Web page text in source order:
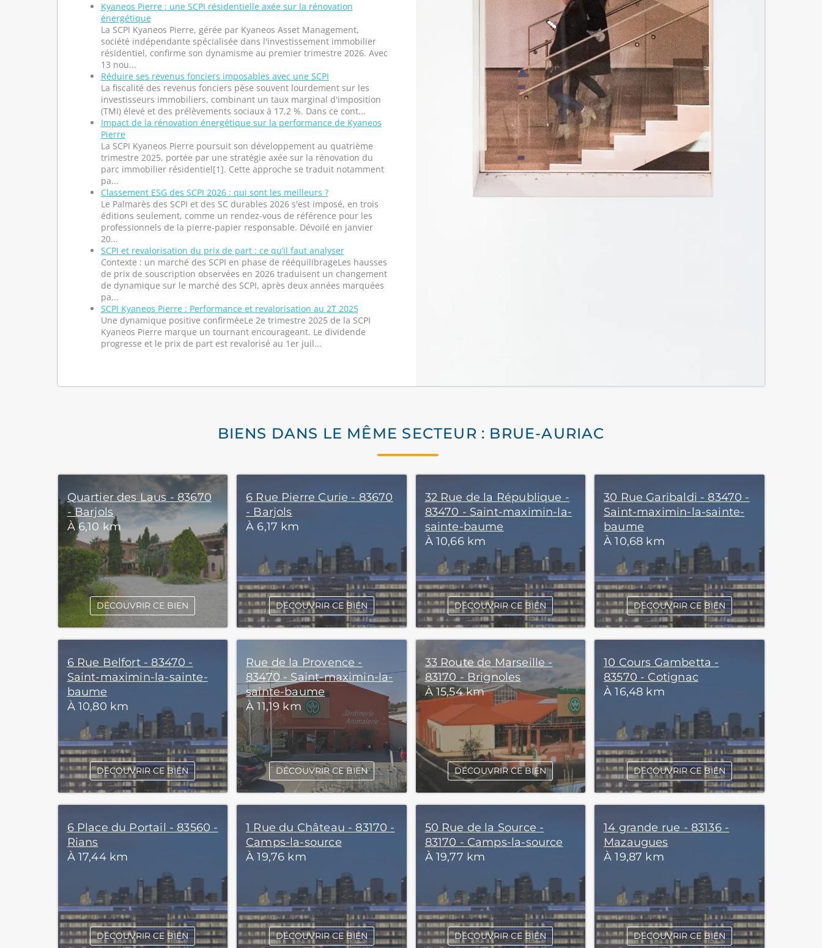
Kyaneos Pierre : une SCPI résidentielle axée sur la rénovation
énergétique
La SCPI Kyaneos Pierre, gérée par Kyaneos Asset Management,
société indépendante spécialisée dans l'investissement immobilier
résidentiel, confirme son dynamisme au premier trimestre 2026. Avec
13 nou...
Réduire ses revenus fonciers imposables avec une SCPI
La fiscalité des revenus fonciers pèse souvent lourdement sur les
investisseurs immobiliers, combinant un taux marginal d'imposition
(TMI) élevé et des prélèvements sociaux à 17,2 %. Dans ce cont...
Impact de la rénovation énergétique sur la performance de Kyaneos
Pierre
La SCPI Kyaneos Pierre poursuit son développement au quatrième
trimestre 2025, portée par une stratégie axée sur la rénovation du
parc immobilier résidentiel[1]. Cette approche se traduit notamment
pa...
Classement ESG des SCPI 2026 : qui sont les meilleurs ?
Le Palmarès des SCPI et des SC durables 2026 s'est imposé, en trois
éditions seulement, comme un rendez-vous de référence pour les
professionnels de la pierre-papier responsable. Dévoilé en janvier
20...
SCPI et revalorisation du prix de part : ce qu’il faut analyser
Contexte : un marché des SCPI en phase de rééquilibrageLes hausses
de prix de souscription observées en 2026 traduisent un changement
de dynamique sur le marché des SCPI, après deux années marquées
pa...
SCPI Kyaneos Pierre : Performance et revalorisation au 2T 2025
Une dynamique positive confirméeLe 2e trimestre 2025 de la SCPI
Kyaneos Pierre marque un tournant encourageant. Le dividende
progresse et le prix de part est revalorisé au 1er juil...
BIENS DANS LE MÊME SECTEUR : BRUE-AURIAC
Quartier des Laus - 83670
- Barjols
À 6,10 km
DÉCOUVRIR CE BIEN
6 Rue Pierre Curie - 83670
- Barjols
À 6,17 km
DÉCOUVRIR CE BIEN
32 Rue de la République -
83470 - Saint-maximin-la-
sainte-baume
À 10,66 km
DÉCOUVRIR CE BIEN
30 Rue Garibaldi - 83470 -
Saint-maximin-la-sainte-
baume
À 10,68 km
DÉCOUVRIR CE BIEN
6 Rue Belfort - 83470 -
Saint-maximin-la-sainte-
baume
À 10,80 km
DÉCOUVRIR CE BIEN
Rue de la Provence -
83470 - Saint-maximin-la-
sainte-baume
À 11,19 km
DÉCOUVRIR CE BIEN
33 Route de Marseille -
83170 - Brignoles
À 15,54 km
DÉCOUVRIR CE BIEN
10 Cours Gambetta -
83570 - Cotignac
À 16,48 km
DÉCOUVRIR CE BIEN
6 Place du Portail - 83560 -
Rians
À 17,44 km
DÉCOUVRIR CE BIEN
1 Rue du Château - 83170 -
Camps-la-source
À 19,76 km
DÉCOUVRIR CE BIEN
50 Rue de la Source -
83170 - Camps-la-source
À 19,77 km
DÉCOUVRIR CE BIEN
14 grande rue - 83136 -
Mazaugues
À 19,87 km
DÉCOUVRIR CE BIEN